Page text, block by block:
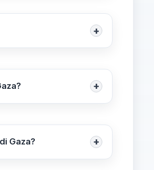
+
attivamente agli
+
Instagram e
Gaza? +
i diritti umani,